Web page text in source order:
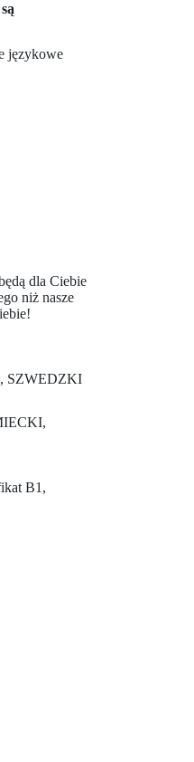
językowe
dla Ciebie
niż nasze
SZWEDZKI
B1,